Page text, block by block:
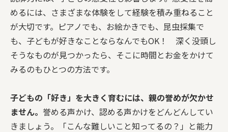
めるには、さまざまな体験をして経験を積み重ねること
が大切です。ピアノでも、お絵かきでも、昆虫採集で
も、子どもが好きなことならなんでもOK！ 深く没頭し
そうなものが見つかったら、そこに時間とお金をかけて
みるのもひとつの方法です。
子どもの「好き」を大きく育むには、親の誉めが欠かせ
ません。 誉める声かけ、認める声かけをどんどんしてい
きましょう。「こんな難しいこと知ってるの？」と能力